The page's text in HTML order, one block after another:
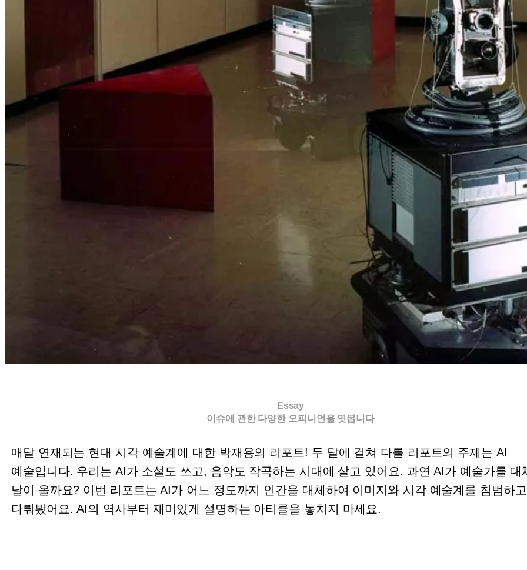
Essay
이슈에 관한 다양한 오피니언을 엿봅니다
매달 연재되는 현대 시각 예술계에 대한 박재용의 리포트! 두 달에 걸쳐 다룰 리포트의 주제는 AI
예술입니다. 우리는 AI가 소설도 쓰고, 음악도 작곡하는 시대에 살고 있어요. 과연 AI가 예술가를 대
날이 올까요? 이번 리포트는 AI가 어느 정도까지 인간을 대체하여 이미지와 시각 예술계를 침범하
다뤄봤어요. AI의 역사부터 재미있게 설명하는 아티클을 놓치지 마세요.